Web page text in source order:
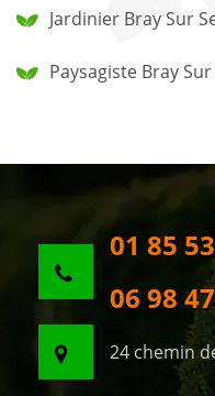
Jardinier Bray Sur
Paysagiste Bray
01 85
06 98
24 chemin